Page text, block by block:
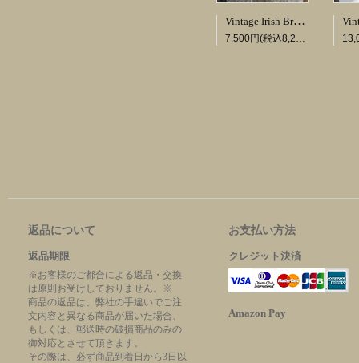
Vintage Irish Brooch
7,500円(税込8,250円)
返品について
返品期限
※お客様のご都合による返品・交換
は原則お受けしておりません。※
商品の返品は、弊社の手違いでご注
文内容と異なる商品が届いた場合、
もしくは、郵送時の破損商品のみの
御対応とさせて頂きます。
その際は、必ず商品到着日から3日以
お支払い方法
クレジット決済
Amazon Pay